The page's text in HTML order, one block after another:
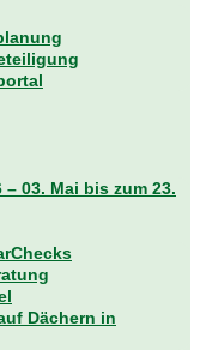
03. Mai bis zum 23.
Dächern in